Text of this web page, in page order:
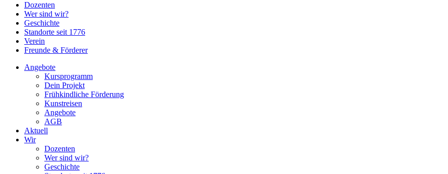
Dozenten
Wer sind wir?
Geschichte
Standorte seit 1776
Verein
Freunde & Förderer
Angebote
Kursprogramm
Dein Projekt
Frühkindliche Förderung
Kunstreisen
Angebote
AGB
Aktuell
Wir
Dozenten
Wer sind wir?
Geschichte